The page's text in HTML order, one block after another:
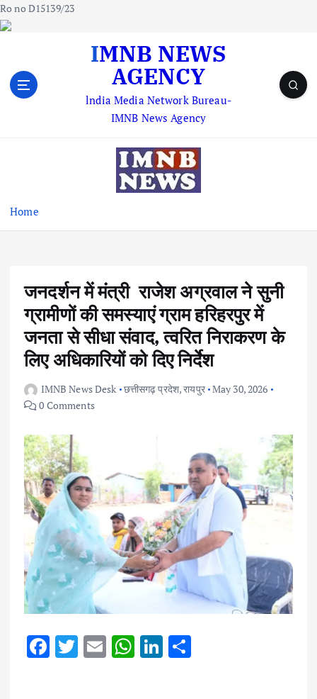
Ro no D15139/23
IMNB NEWS
AGENCY
lndia Media Network Bureau-
IMNB News Agency
Home
जनदर्शन में मंत्री राजेश अग्रवाल ने सुनी
ग्रामीणों की समस्याएं ग्राम हरिहरपुर में
जनता से सीधा संवाद, त्वरित निराकरण के
लिए अधिकारियों को दिए निर्देश
IMNB News Desk छत्तीसगढ़ प्रदेश,रायपुर May 30, 2026
0 Comments
F T E W Li